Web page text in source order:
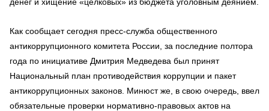
Как сообщает сегодня пресс-служба общественного
антикоррупционного комитета России, за последние полтора
года по инициативе Дмитрия Медведева был принят
Национальный план противодействия коррупции и пакет
антикоррупционных законов. Минюст же, в свою очередь, ввел
обязательные проверки нормативно-правовых актов на